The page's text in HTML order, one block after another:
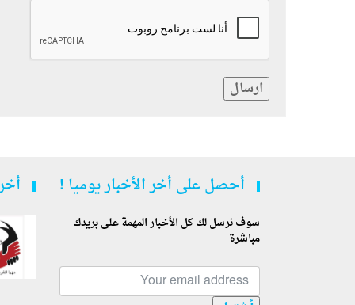
ارسال
أحصل على أخر الأخبار يوميا !
سوف نرسل لك كل الأخبار المهمة على بريدك
مباشرة